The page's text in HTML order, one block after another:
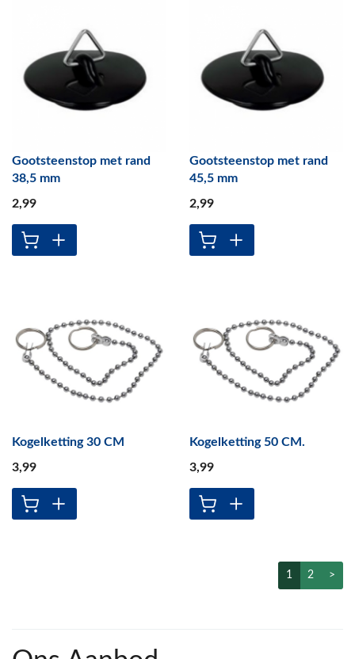
Gootsteenstop met rand
38,5 mm
2,99
Gootsteenstop met rand
45,5 mm
2,99
Kogelketting 30 CM
3,99
Kogelketting 50 CM.
3,99
1 2 >